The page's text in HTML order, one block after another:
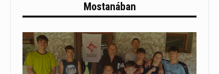
Mostanában